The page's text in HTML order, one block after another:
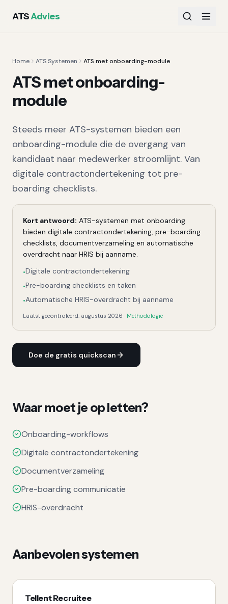
ATSAdvies
Home ATS Systemen ATS met onboarding-module
ATS met onboarding-
module
Steeds meer ATS-systemen bieden een
onboarding-module die de overgang van
kandidaat naar medewerker stroomlijnt. Van
digitale contractondertekening tot pre-
boarding checklists.
Kort antwoord: ATS-systemen met onboarding
bieden digitale contractondertekening, pre-boarding
checklists, documentverzameling en automatische
overdracht naar HRIS bij aanname.
•Digitale contractondertekening
•Pre-boarding checklists en taken
•Automatische HRIS-overdracht bij aanname
Laatst gecontroleerd: augustus 2026 · Methodologie
Doe de gratis quickscan
Waar moet je op letten?
Onboarding-workflows
Digitale contractondertekening
Documentverzameling
Pre-boarding communicatie
HRIS-overdracht
Aanbevolen systemen
Tellent Recruitee